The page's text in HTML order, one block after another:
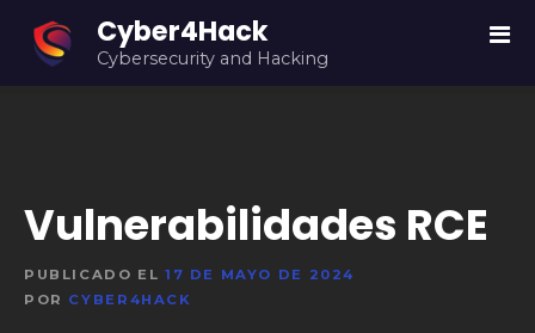
Cyber4Hack
Cybersecurity and Hacking
Vulnerabilidades RCE
PUBLICADO EL 17 DE MAYO DE 2024
POR CYBER4HACK